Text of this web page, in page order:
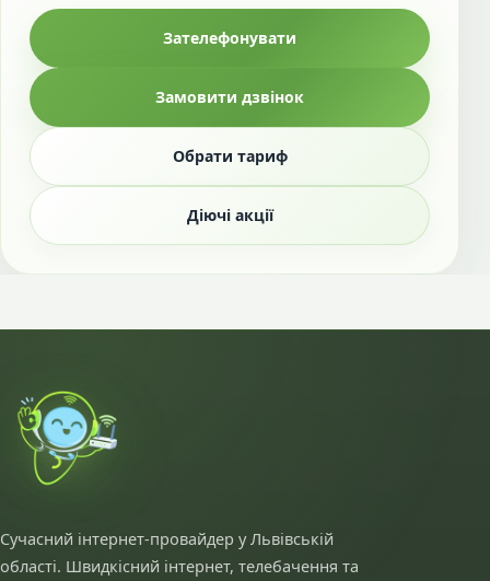
Зателефонувати
Замовити дзвінок
Обрати тариф
Діючі акції
Сучасний інтернет-провайдер у Львівській
області. Швидкісний інтернет, телебачення та